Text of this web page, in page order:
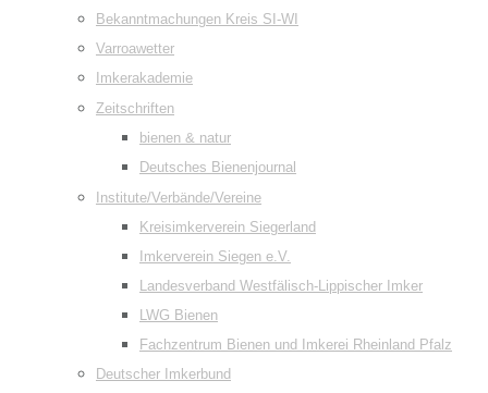
Bekanntmachungen Kreis SI-WI
Varroawetter
Imkerakademie
Zeitschriften
bienen & natur
Deutsches Bienenjournal
Institute/Verbände/Vereine
Kreisimkerverein Siegerland
Imkerverein Siegen e.V.
Landesverband Westfälisch-Lippischer Imker
LWG Bienen
Fachzentrum Bienen und Imkerei Rheinland Pfalz
Deutscher Imkerbund